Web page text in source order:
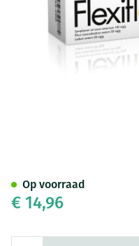
€ 14,96
Op voorraad